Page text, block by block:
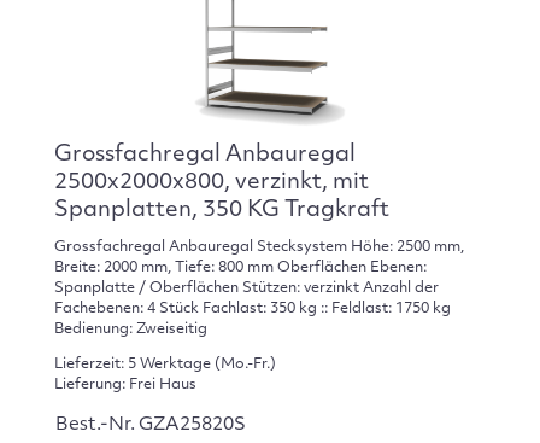
Grossfachregal Anbauregal
2500x2000x800, verzinkt, mit
Spanplatten, 350 KG Tragkraft
Grossfachregal Anbauregal Stecksystem Höhe: 2500 mm,
Breite: 2000 mm, Tiefe: 800 mm Oberflächen Ebenen:
Spanplatte / Oberflächen Stützen: verzinkt Anzahl der
Fachebenen: 4 Stück Fachlast: 350 kg :: Feldlast: 1750 kg
Bedienung: Zweiseitig
Lieferzeit: 5 Werktage (Mo.-Fr.)
Lieferung: Frei Haus
Best.-Nr. GZA25820S